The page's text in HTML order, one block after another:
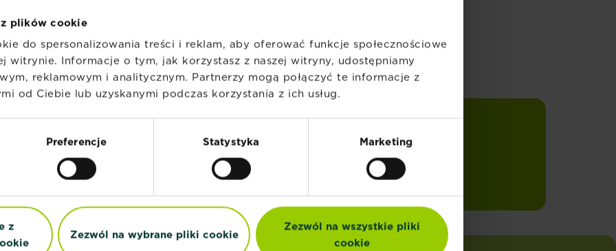
plików cookie
do spersonalizowania treści i reklam, aby oferować funkcje społecznościowe
witrynie. Informacje o tym, jak korzystasz z naszej witryny, udostępniamy
reklamowym i analitycznym. Partnerzy mogą połączyć te informacje z
od Ciebie lub uzyskanymi podczas korzystania z ich usług.
Preferencje Statystyka Marketing
z
Zezwól na wybrane pliki cookie
Zezwól na wszystkie pliki
cookie
nasz newsletter
marketingowe bezpośrednio na swoją
Zapisuję się